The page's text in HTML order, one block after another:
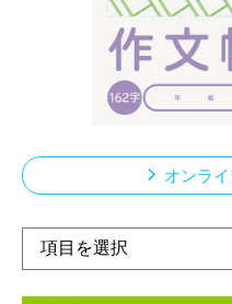
従来商品より約20％軽量化。
従来品と同様。
ベルマーク運動参加商品この
が育英会」に寄付されます。
オンラ